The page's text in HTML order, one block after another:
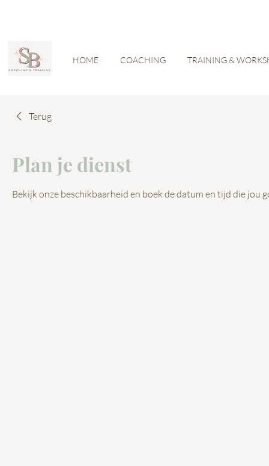
HOME COACHING TRAINING &
Terug
Plan je dienst
Bekijk onze beschikbaarheid en boek de datum en tijd die jou